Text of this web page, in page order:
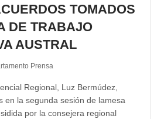
TOMADOS
DE TRABAJO
AUSTRAL
Prensa
Regional, Luz Bermúdez,
en la segunda sesión de lamesa
por la consejera regional